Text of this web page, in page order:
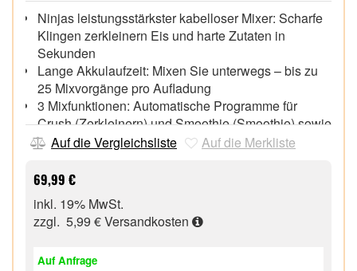
Ninjas leistungsstärkster kabelloser Mixer: Scharfe
Klingen zerkleinern Eis und harte Zutaten in
Sekunden
Lange Akkulaufzeit: Mixen Sie unterwegs – bis zu
25 Mixvorgänge pro Aufladung
3 Mixfunktionen: Automatische Programme für
Crush (Zerkleinern) und Smoothie (Smoothie) sowie
Manual-Blend-Modus (Manuelles Mixen)
Go-Becher mit integrierter CrushBlade,
auslaufsicherem Deckel, Ladekabel und Rezeptheft
Auf die Vergleichsliste Auf die Merkliste
69,99 €
inkl. 19% MwSt.
zzgl. 5,99 €Versandkosten
Auf Anfrage